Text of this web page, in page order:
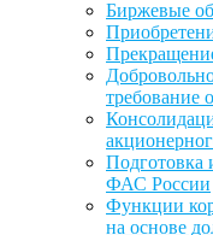
Биржевые
требование
Подготовка
ФАС России
Функции
на основе